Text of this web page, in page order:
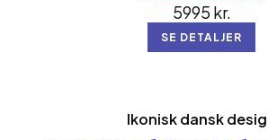
5995 kr.
SE DETALJER
Ikonisk dansk